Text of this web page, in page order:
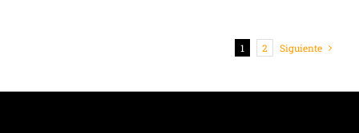
1 2 Siguiente